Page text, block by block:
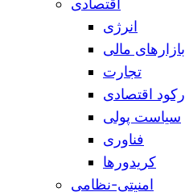
اقتصادی
انرژی
بازارهای مالی
تجارت
رکود اقتصادی
سیاست پولی
فناوری
کریدورها
امنیتی-نظامی